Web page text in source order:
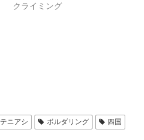
クライミング
テニアシ ボルダリング 四国